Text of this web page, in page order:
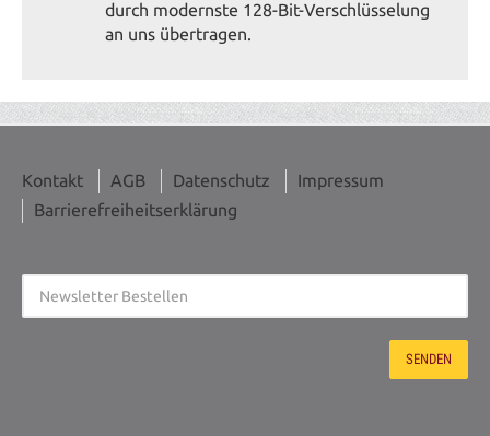
durch modernste 128-Bit-Verschlüsselung
an uns übertragen.
Kontakt AGB Datenschutz
Impressum
Barrierefreiheitserklärung